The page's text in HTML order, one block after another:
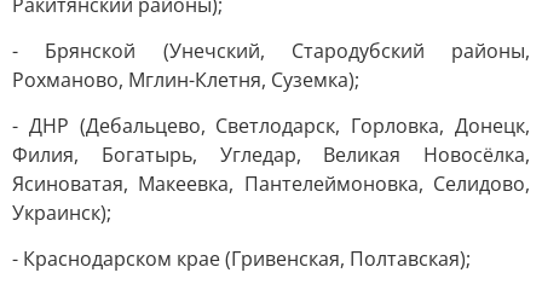
- Брянской (Унечский, Стародубский районы,
Рохманово, Мглин-Клетня, Суземка);
- ДНР (Дебальцево, Светлодарск, Горловка, Донецк,
Филия, Богатырь, Угледар, Великая Новосёлка,
Ясиноватая, Макеевка, Пантелеймоновка, Селидово,
Украинск);
- Краснодарском крае (Гривенская, Полтавская);